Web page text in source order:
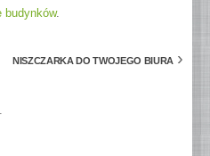
budynków.
NISZCZARKA DO TWOJEGO BIURA ›